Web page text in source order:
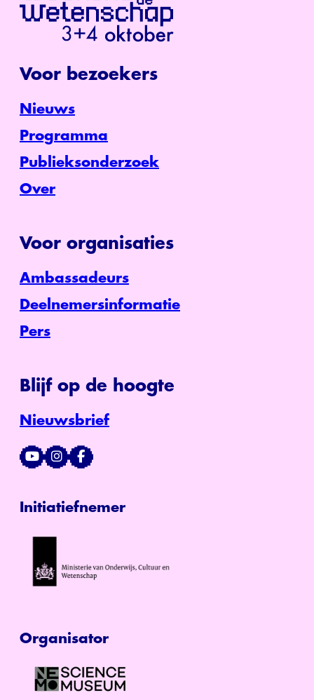
Voor bezoekers
Nieuws
Programma
Publieksonderzoek
Over
Voor organisaties
Ambassadeurs
Deelnemersinformatie
Pers
Blijf op de hoogte
Nieuwsbrief
Initiatiefnemer
Organisator